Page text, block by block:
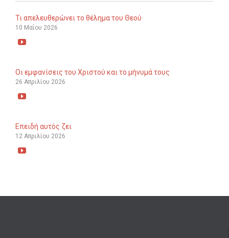
Τι απελευθερώνει το θέλημα του Θεού
10 Μαΐου 2026

Οι εμφανίσεις του Χριστού και το μήνυμά τους
26 Απριλίου 2026

Επειδή αυτός ζει
12 Απριλίου 2026
